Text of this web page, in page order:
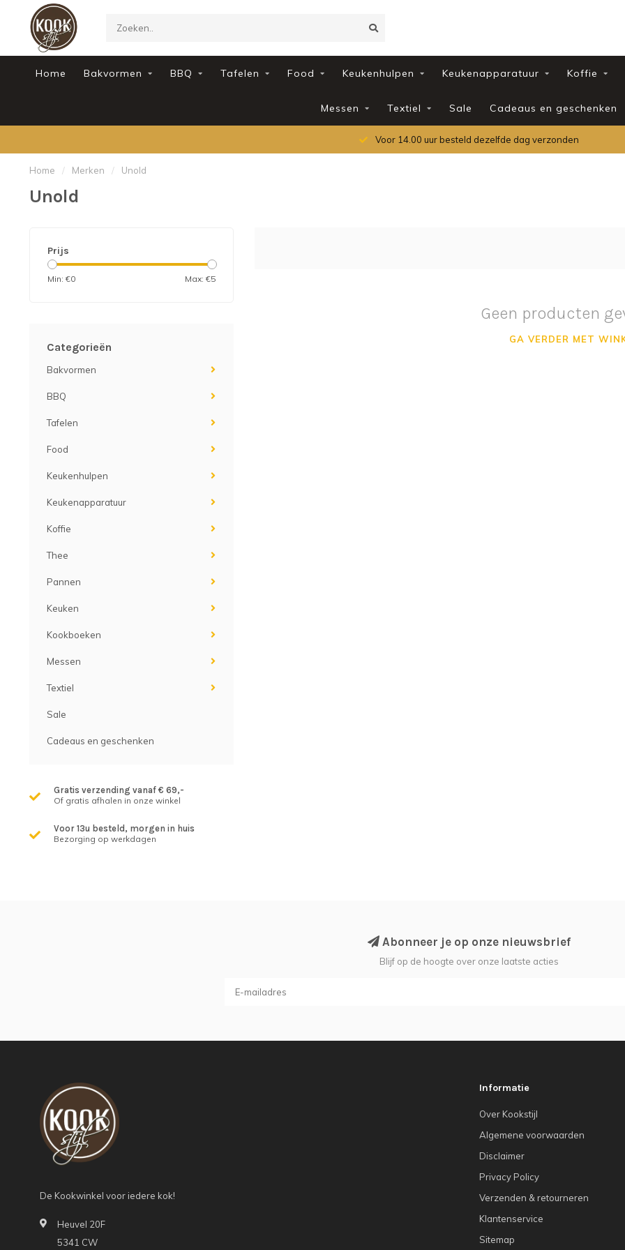
Home Bakvormen BBQ Tafelen Food Keukenhulpen Keukenapparatuur Koffie
Messen Textiel Sale Cadeaus en geschenken
Voor 14.00 uur besteld dezelfde dag verzonden
Home / Merken / Unold
Unold
Prijs
Min: €0 Max: €5
Categorieën
Bakvormen
BBQ
Tafelen
Food
Keukenhulpen
Keukenapparatuur
Koffie
Thee
Pannen
Keuken
Kookboeken
Messen
Textiel
Sale
Cadeaus en geschenken
Gratis verzending vanaf € 69,-
Of gratis afhalen in onze winkel
Voor 13u besteld, morgen in huis
Bezorging op werkdagen
Geen producten
GA VERDER MET
Abonneer je op onze nieuwsbrief
Blijf op de hoogte over onze laatste acties
De Kookwinkel voor iedere kok!
Heuvel 20F
5341 CW
Informatie
Over Kookstijl
Algemene voorwaarden
Disclaimer
Privacy Policy
Verzenden & retourneren
Klantenservice
Sitemap